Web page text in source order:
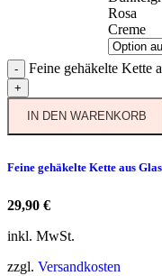
Rosa
Creme
- Feine gehäkelte Kette
+
IN DEN WARENKORB
Feine gehäkelte Kette aus
29,90 €
inkl. MwSt.
zzgl. Versandkosten